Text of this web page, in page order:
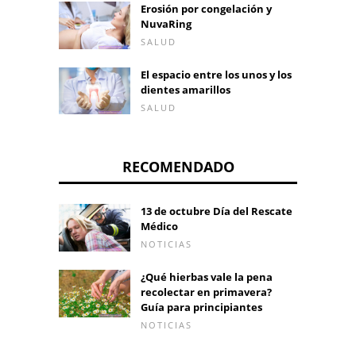
Erosión por congelación y
NuvaRing
SALUD
El espacio entre los unos y los
dientes amarillos
SALUD
RECOMENDADO
13 de octubre Día del Rescate
Médico
NOTICIAS
¿Qué hierbas vale la pena
recolectar en primavera?
Guía para principiantes
NOTICIAS